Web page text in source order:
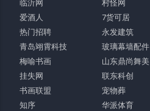
临沂网
村怪网
爱酒人
7货可居
热门招聘
永发建筑
青岛翊霄科技
玻璃幕墙配件
梅喻书画
山东鼎尚舞美
挂失网
联东科创
书画联盟
宠物葬
知序
华派体育